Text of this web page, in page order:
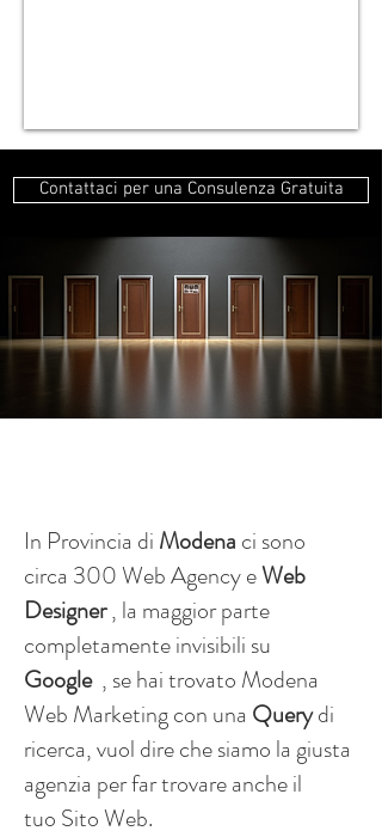
Contattaci per una Consulenza Gratuita
In Provincia di Modena ci sono
circa 300 Web Agency eWeb
Designer, la maggior parte
completamente invisibili su
Google , se hai trovato Modena
Web Marketing con una Querydi
ricerca, vuol dire che siamo la giusta
agenzia per far trovare anche il
tuo Sito Web.